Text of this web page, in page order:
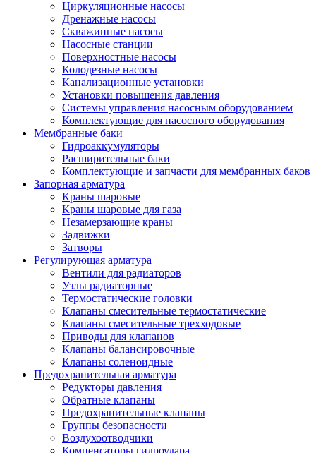
Циркуляционные насосы
Дренажные насосы
Скважинные насосы
Насосные станции
Поверхностные насосы
Колодезные насосы
Канализационные установки
Установки повышения давления
Системы управления насосным оборудованием
Комплектующие для насосного оборудования
Мембранные баки
Гидроаккумуляторы
Расширительные баки
Комплектующие и запчасти для мембранных баков
Запорная арматура
Краны шаровые
Краны шаровые для газа
Незамерзающие краны
Задвижки
Затворы
Регулирующая арматура
Вентили для радиаторов
Узлы радиаторные
Термостатические головки
Клапаны смесительные термостатические
Клапаны смесительные трехходовые
Приводы для клапанов
Клапаны балансировочные
Клапаны соленоидные
Предохранительная арматура
Редукторы давления
Обратные клапаны
Предохранительные клапаны
Группы безопасности
Воздухоотводчики
Компенсаторы гидроудара